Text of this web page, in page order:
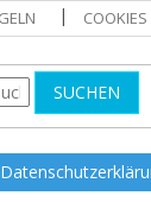
COOKIES
SUCHEN